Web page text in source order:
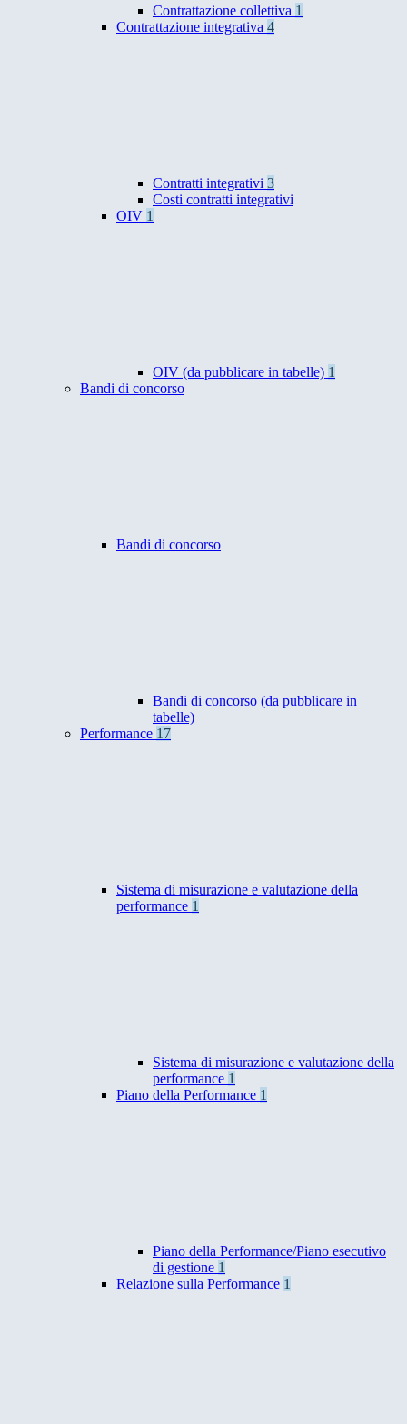
Contrattazione collettiva 1
Contrattazione integrativa 4
Contratti integrativi 3
Costi contratti integrativi
OIV 1
OIV (da pubblicare in tabelle) 1
Bandi di concorso
Bandi di concorso
Bandi di concorso (da pubblicare in
tabelle)
Performance 17
Sistema di misurazione e valutazione della
performance 1
Sistema di misurazione e valutazione della
performance 1
Piano della Performance 1
Piano della Performance/Piano esecutivo
di gestione 1
Relazione sulla Performance 1